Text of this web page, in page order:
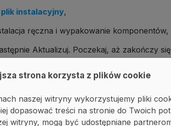
plik instalacyjny,
ręczna i wypakowanie komponentów,
Aktualizuj. Poczekaj, aż zakończy
(Safetica Management Console),
i przejdź do aktualizacji klientów.
strona korzysta z plików cookie
naszej witryny wykorzystujemy pliki
dopasować treści na stronie do Twoich
witryny, mogą być udostępniane